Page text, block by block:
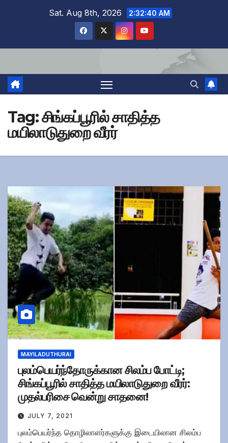
Sat. Aug 8th, 2026 2:32:40 AM
Tag:சிங்கப்பூரில் சாதித்த
மயிலாடுதுறை வீரர்
MAYILADUTHURAI
புலம்பெயர்ந்தோருக்கான சிலம்ப போட்டி;
சிங்கப்பூரில் சாதித்த மயிலாடுதுறை வீரர்:
முதல்பரிசை வென்று சாதனை!
JULY 7, 2021
புலம்பெயர்ந்த தொழிலாளர்களுக்கு இடையிலான சிலம்ப